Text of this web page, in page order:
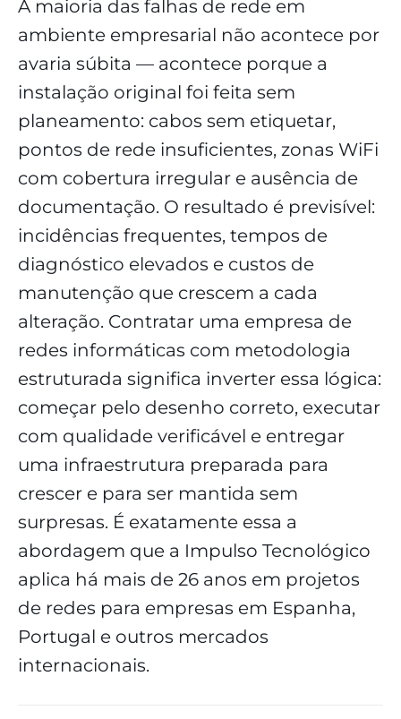
A maioria das falhas de rede em
ambiente empresarial não acontece por
avaria súbita — acontece porque a
instalação original foi feita sem
planeamento: cabos sem etiquetar,
pontos de rede insuficientes, zonas WiFi
com cobertura irregular e ausência de
documentação. O resultado é previsível:
incidências frequentes, tempos de
diagnóstico elevados e custos de
manutenção que crescem a cada
alteração. Contratar uma empresa de
redes informáticas com metodologia
estruturada significa inverter essa lógica:
começar pelo desenho correto, executar
com qualidade verificável e entregar
uma infraestrutura preparada para
crescer e para ser mantida sem
surpresas. É exatamente essa a
abordagem que a Impulso Tecnológico
aplica há mais de 26 anos em projetos
de redes para empresas em Espanha,
Portugal e outros mercados
internacionais.